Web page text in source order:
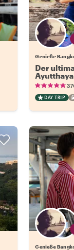
Genieße
Der
Ayutthaya
DAY TRIP
Genieße